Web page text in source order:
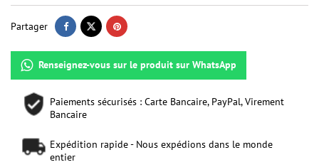
Partager
Renseignez-vous sur le produit sur WhatsApp
Paiements sécurisés : Carte Bancaire, PayPal, Virement
Bancaire
Expédition rapide - Nous expédions dans le monde
entier